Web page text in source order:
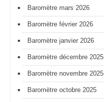
Baromètre mars 2026
Baromètre février 2026
Baromètre janvier 2026
Baromètre décembre 2025
Baromètre novembre 2025
Baromètre octobre 2025